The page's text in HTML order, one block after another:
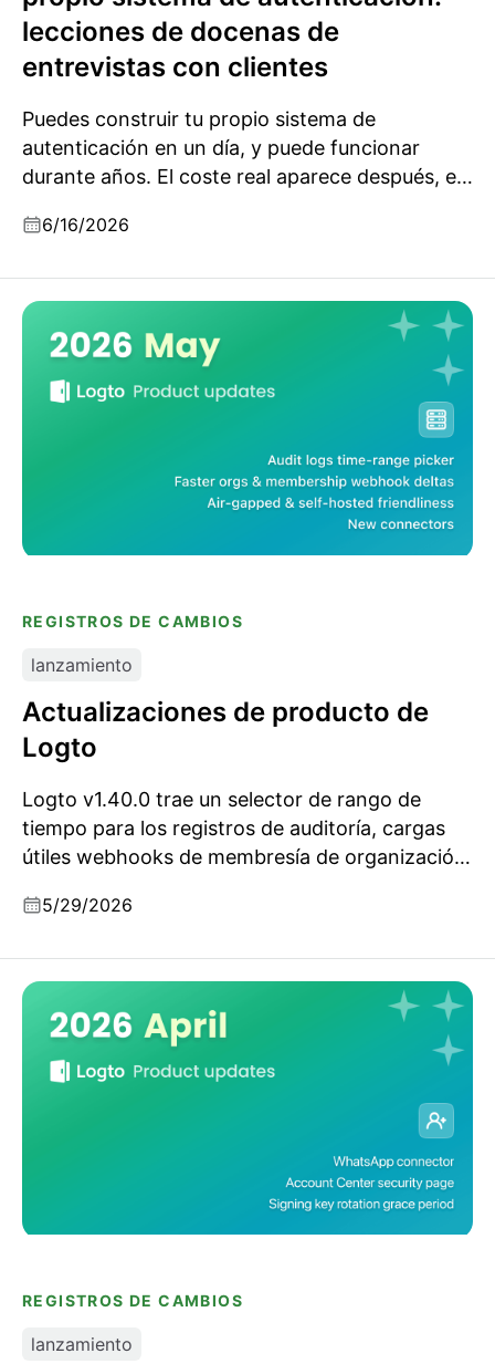
lecciones de docenas de
entrevistas con clientes
Puedes construir tu propio sistema de
autenticación en un día, y puede funcionar
durante años. El coste real aparece después, el
docenas de entrevistas B2B.
6/16/2026
REGISTROS DE CAMBIOS
lanzamiento
Actualizaciones de producto de
Logto
Logto v1.40.0 trae un selector de rango de
tiempo para los registros de auditoría, cargas
útiles webhooks de membresía de organización
rendimiento para organizaciones grandes y
5/29/2026
Actualizaciones de producto de Logto
REGISTROS DE CAMBIOS
lanzamiento
Actualizaciones de producto de Logto